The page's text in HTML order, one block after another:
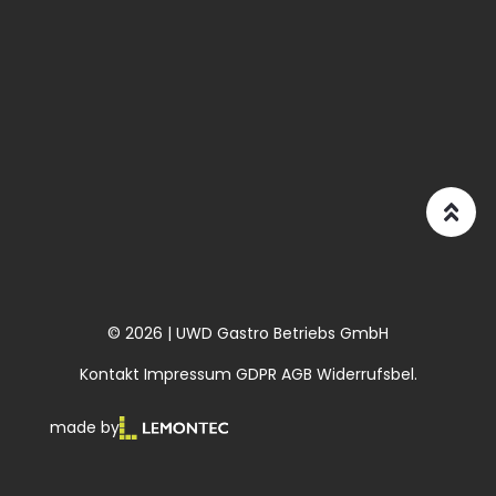
© 2026 | UWD Gastro Betriebs GmbH
Kontakt Impressum GDPR AGB Widerrufsbel.
made by